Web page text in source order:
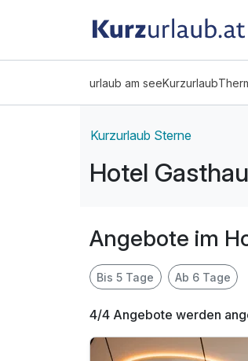
urlaub am seeKurzurlaub
Kurzurlaub Sterne
Hotel
Angebote im
Bis 5 Tage Ab 6 Tage
4/4 Angebote werden